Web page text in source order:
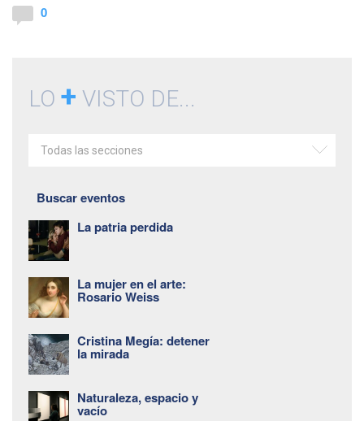
0
LO + VISTO DE...
Todas las secciones
Buscar eventos
La patria perdida
La mujer en el arte:
Rosario Weiss
Cristina Megía: detener
la mirada
Naturaleza, espacio y
vacío